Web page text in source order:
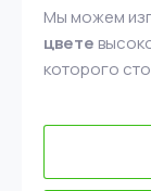
Мы можем
цвете
которого